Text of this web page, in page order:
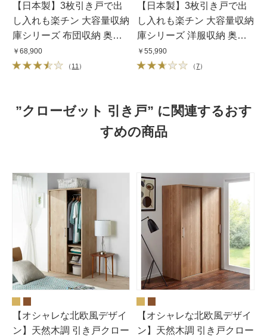
【日本製】3枚引き戸で出
し入れも楽チン 大容量収納
庫シリーズ 布団収納 奥行
80cm幅150cm高さ182.5cm
￥68,900
（ 11 ）
【日本製】3枚引き戸で出
し入れも楽チン 大容量収納
庫シリーズ 洋服収納 奥行
60cm幅150cm高さ182.5cm
￥55,990
（7）
”クローゼット 引き戸” に関連するおす
すめの商品
【オシャレな北欧風デザイ
ン】天然木調 引き戸クロー
【オシャレな北欧風デザイ
ン】天然木調 引き戸クロー